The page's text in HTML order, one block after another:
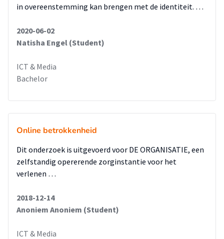
in overeenstemming kan brengen met de identiteit. …
2020-06-02
Natisha Engel (Student)
ICT & Media
Bachelor
Online betrokkenheid
Dit onderzoek is uitgevoerd voor DE ORGANISATIE, een
zelfstandig opererende zorginstantie voor het
verlenen …
2018-12-14
Anoniem Anoniem (Student)
ICT & Media